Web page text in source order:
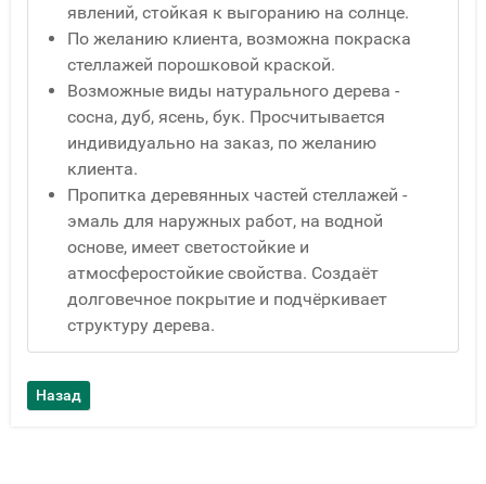
явлений, стойкая к выгоранию на солнце.
По желанию клиента, возможна покраска
стеллажей порошковой краской.
Возможные виды натурального дерева -
сосна, дуб, ясень, бук. Просчитывается
индивидуально на заказ, по желанию
клиента.
Пропитка деревянных частей стеллажей -
эмаль для наружных работ, на водной
основе, имеет светостойкие и
атмосферостойкие свойства. Создаёт
долговечное покрытие и подчёркивает
структуру дерева.